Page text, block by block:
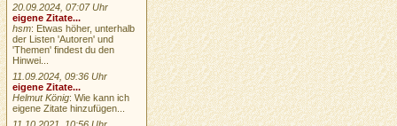
20.09.2024, 07:07 Uhr
eigene Zitate...
hsm: Etwas höher, unterhalb
der Listen 'Autoren' und
'Themen' findest du den
Hinwei...
11.09.2024, 09:36 Uhr
eigene Zitate...
Helmut König: Wie kann ich
eigene Zitate hinzufügen...